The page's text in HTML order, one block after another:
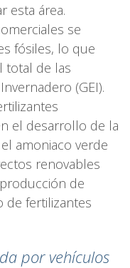
esta área.
se
fósiles, lo que
total de las
(GEI).
el desarrollo de la
amoniaco verde
renovables
de
de fertilizantes
por vehículos